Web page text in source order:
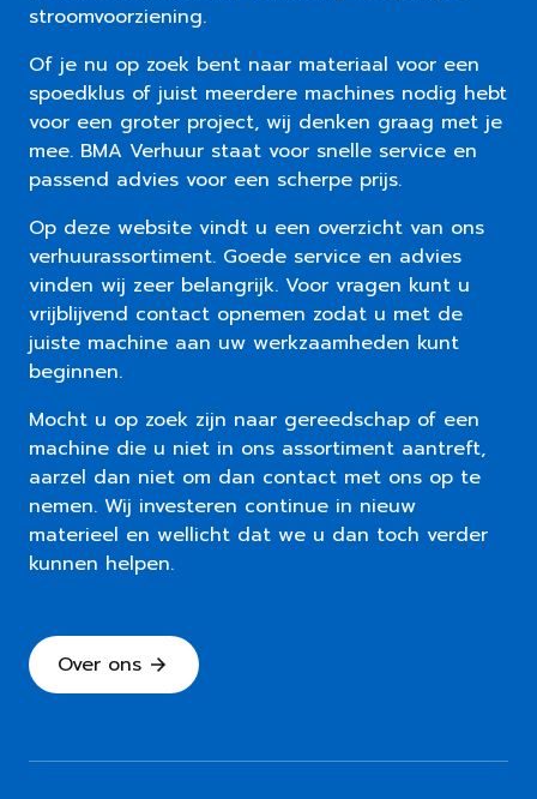
stroomvoorziening.
Of je nu op zoek bent naar materiaal voor een
spoedklus of juist meerdere machines nodig hebt
voor een groter project, wij denken graag met je
mee. BMA Verhuur staat voor snelle service en
passend advies voor een scherpe prijs.
Op deze website vindt u een overzicht van ons
verhuurassortiment. Goede service en advies
vinden wij zeer belangrijk. Voor vragen kunt u
vrijblijvend contact opnemen zodat u met de
juiste machine aan uw werkzaamheden kunt
beginnen.
Mocht u op zoek zijn naar gereedschap of een
machine die u niet in ons assortiment aantreft,
aarzel dan niet om dan contact met ons op te
nemen. Wij investeren continue in nieuw
materieel en wellicht dat we u dan toch verder
kunnen helpen.
Over ons